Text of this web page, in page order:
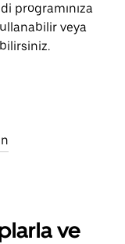
programınıza
veya
ve